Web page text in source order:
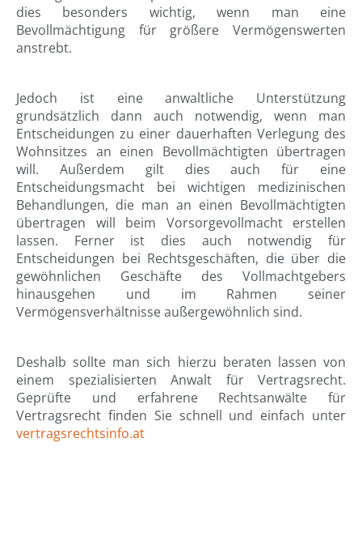
dies besonders wichtig, wenn man eine
Bevollmächtigung für größere Vermögenswerten
anstrebt.
Jedoch ist eine anwaltliche Unterstützung
grundsätzlich dann auch notwendig, wenn man
Entscheidungen zu einer dauerhaften Verlegung des
Wohnsitzes an einen Bevollmächtigten übertragen
will. Außerdem gilt dies auch für eine
Entscheidungsmacht bei wichtigen medizinischen
Behandlungen, die man an einen Bevollmächtigten
übertragen will beim Vorsorgevollmacht erstellen
lassen. Ferner ist dies auch notwendig für
Entscheidungen bei Rechtsgeschäften, die über die
gewöhnlichen Geschäfte des Vollmachtgebers
hinausgehen und im Rahmen seiner
Vermögensverhältnisse außergewöhnlich sind.
Deshalb sollte man sich hierzu beraten lassen von
einem spezialisierten Anwalt für Vertragsrecht.
Geprüfte und erfahrene Rechtsanwälte für
Vertragsrecht finden Sie schnell und einfach unter
vertragsrechtsinfo.at